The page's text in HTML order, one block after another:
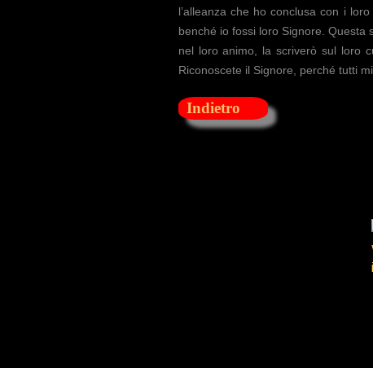
l’alleanza che ho conclusa con i
benché io fossi loro Signore. Questa
nel loro animo, la scriverò sul loro
Riconoscete il Signore, perché tutti
Indietro